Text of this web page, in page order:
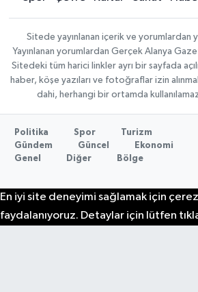
Sitede yayınlanan içerik ve yorumlardan
Yayınlanan yorumlardan Gerçek Alanya
Sitedeki tüm harici linkler ayrı bir sayfada
haber, köşe yazıları ve fotoğraflar izin
dahi, herhangi bir ortamda
Politika Spor
Turizm
Gündem
Güncel
Ekonomi
Genel
Diğer Bölge
En iyi site deneyimi sağlamak için
faydalanıyoruz. Detaylar için lütfen